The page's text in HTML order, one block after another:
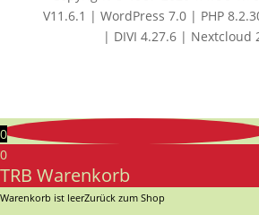
V11.6.1 | WordPress 7.0 | PHP
| DIVI 4.27.6 | Nextcloud
0
0
TRB Warenkorb
Warenkorb ist leerZurück zum Shop